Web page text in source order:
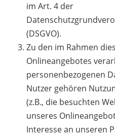
im Art. 4 der
(DSGVO).
Zu den im Rahmen
Onlineangebotes
personenbezogenen
Nutzer gehören
(z.B., die besuchten
unseres
Interesse an unseren